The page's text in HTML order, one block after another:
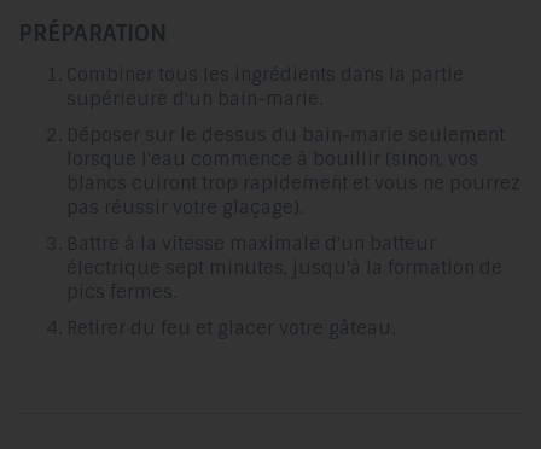
PRÉPARATION
Combiner tous les ingrédients dans la partie
supérieure d'un bain-marie.
Déposer sur le dessus du bain-marie seulement
lorsque l'eau commence à bouillir (sinon, vos
blancs cuiront trop rapidement et vous ne pourrez
pas réussir votre glaçage).
Battre à la vitesse maximale d'un batteur
électrique sept minutes, jusqu'à la formation de
pics fermes.
Retirer du feu et glacer votre gâteau.